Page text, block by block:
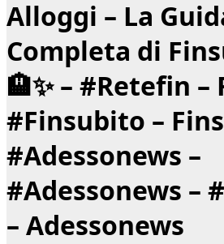
Alloggi – La
Completa di
🏨✨ – #Retefin –
#Finsubito –
#Adessonews –
#Adessonews –
– Adessonews